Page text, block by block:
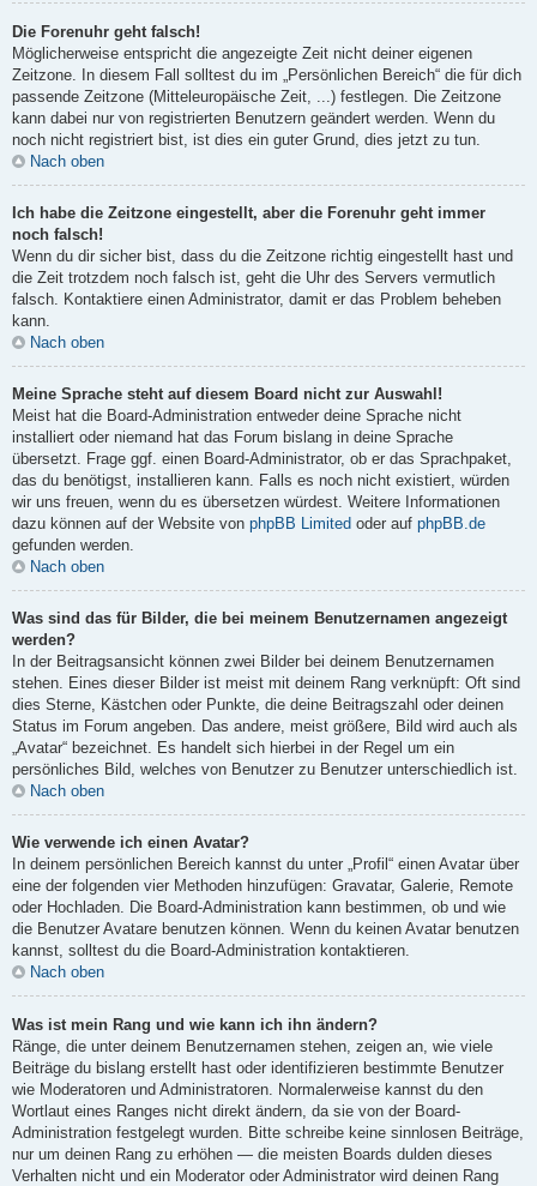
Die Forenuhr geht falsch!
Möglicherweise entspricht die angezeigte Zeit nicht deiner eigenen
Zeitzone. In diesem Fall solltest du im „Persönlichen Bereich“ die für dich
passende Zeitzone (Mitteleuropäische Zeit, ...) festlegen. Die Zeitzone
kann dabei nur von registrierten Benutzern geändert werden. Wenn du
noch nicht registriert bist, ist dies ein guter Grund, dies jetzt zu tun.
Nach oben
Ich habe die Zeitzone eingestellt, aber die Forenuhr geht immer
noch falsch!
Wenn du dir sicher bist, dass du die Zeitzone richtig eingestellt hast und
die Zeit trotzdem noch falsch ist, geht die Uhr des Servers vermutlich
falsch. Kontaktiere einen Administrator, damit er das Problem beheben
kann.
Nach oben
Meine Sprache steht auf diesem Board nicht zur Auswahl!
Meist hat die Board-Administration entweder deine Sprache nicht
installiert oder niemand hat das Forum bislang in deine Sprache
übersetzt. Frage ggf. einen Board-Administrator, ob er das Sprachpaket,
das du benötigst, installieren kann. Falls es noch nicht existiert, würden
wir uns freuen, wenn du es übersetzen würdest. Weitere Informationen
dazu können auf der Website von phpBB Limited oder auf phpBB.de
gefunden werden.
Nach oben
Was sind das für Bilder, die bei meinem Benutzernamen angezeigt
werden?
In der Beitragsansicht können zwei Bilder bei deinem Benutzernamen
stehen. Eines dieser Bilder ist meist mit deinem Rang verknüpft: Oft sind
dies Sterne, Kästchen oder Punkte, die deine Beitragszahl oder deinen
Status im Forum angeben. Das andere, meist größere, Bild wird auch als
„Avatar“ bezeichnet. Es handelt sich hierbei in der Regel um ein
persönliches Bild, welches von Benutzer zu Benutzer unterschiedlich ist.
Nach oben
Wie verwende ich einen Avatar?
In deinem persönlichen Bereich kannst du unter „Profil“ einen Avatar über
eine der folgenden vier Methoden hinzufügen: Gravatar, Galerie, Remote
oder Hochladen. Die Board-Administration kann bestimmen, ob und wie
die Benutzer Avatare benutzen können. Wenn du keinen Avatar benutzen
kannst, solltest du die Board-Administration kontaktieren.
Nach oben
Was ist mein Rang und wie kann ich ihn ändern?
Ränge, die unter deinem Benutzernamen stehen, zeigen an, wie viele
Beiträge du bislang erstellt hast oder identifizieren bestimmte Benutzer
wie Moderatoren und Administratoren. Normalerweise kannst du den
Wortlaut eines Ranges nicht direkt ändern, da sie von der Board-
Administration festgelegt wurden. Bitte schreibe keine sinnlosen Beiträge,
nur um deinen Rang zu erhöhen — die meisten Boards dulden dieses
Verhalten nicht und ein Moderator oder Administrator wird deinen Rang